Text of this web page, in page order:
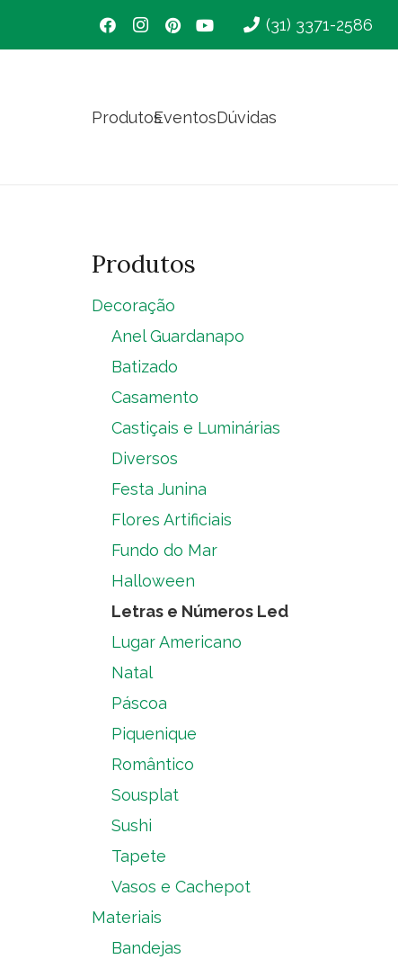
(31) 3371-2586
ProdutosEventosDúvidas
Produtos
Decoração
Anel Guardanapo
Batizado
Casamento
Castiçais e Luminárias
Diversos
Festa Junina
Flores Artificiais
Fundo do Mar
Halloween
Letras e Números Led
Lugar Americano
Natal
Páscoa
Piquenique
Romântico
Sousplat
Sushi
Tapete
Vasos e Cachepot
Materiais
Bandejas